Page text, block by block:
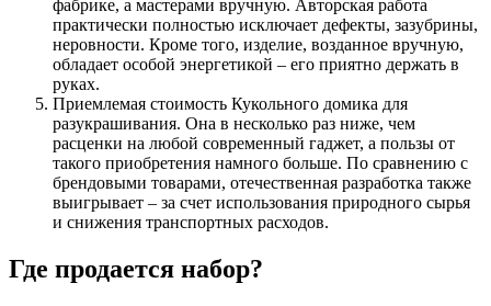
фабрике, а мастерами вручную. Авторская работа
практически полностью исключает дефекты, зазубрины,
неровности. Кроме того, изделие, возданное вручную,
обладает особой энергетикой – его приятно держать в
руках.
Приемлемая стоимость Кукольного домика для
разукрашивания. Она в несколько раз ниже, чем
расценки на любой современный гаджет, а пользы от
такого приобретения намного больше. По сравнению с
брендовыми товарами, отечественная разработка также
выигрывает – за счет использования природного сырья
и снижения транспортных расходов.
Где продается набор?